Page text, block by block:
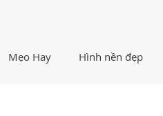
Mẹo Hay Hình nền đẹp